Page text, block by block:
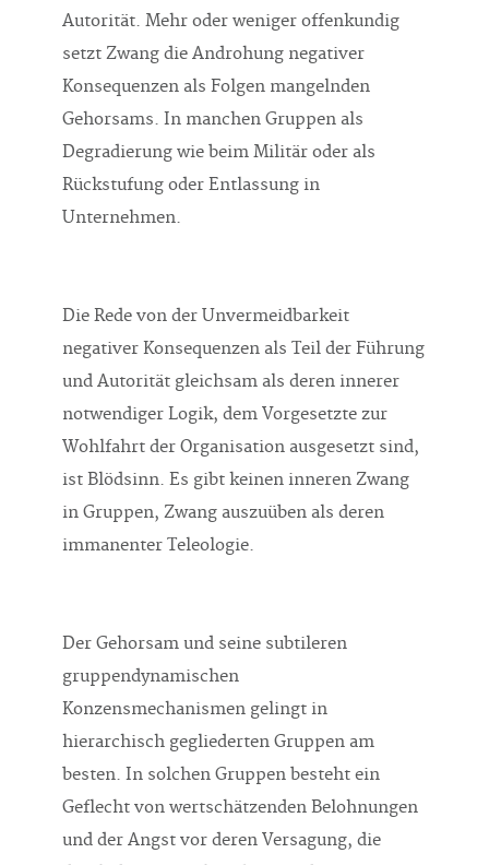
Autorität. Mehr oder weniger offenkundig
setzt Zwang die Androhung negativer
Konsequenzen als Folgen mangelnden
Gehorsams. In manchen Gruppen als
Degradierung wie beim Militär oder als
Rückstufung oder Entlassung in
Unternehmen.
Die Rede von der Unvermeidbarkeit
negativer Konsequenzen als Teil der Führung
und Autorität gleichsam als deren innerer
notwendiger Logik, dem Vorgesetzte zur
Wohlfahrt der Organisation ausgesetzt sind,
ist Blödsinn. Es gibt keinen inneren Zwang
in Gruppen, Zwang auszuüben als deren
immanenter Teleologie.
Der Gehorsam und seine subtileren
gruppendynamischen
Konzensmechanismen gelingt in
hierarchisch gegliederten Gruppen am
besten. In solchen Gruppen besteht ein
Geflecht von wertschätzenden Belohnungen
und der Angst vor deren Versagung, die